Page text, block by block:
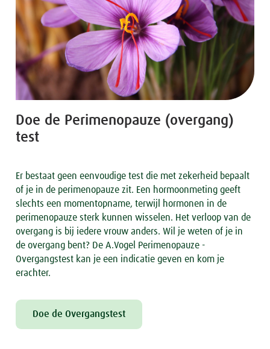
Doe de Perimenopauze (overgang)
test
Er bestaat geen eenvoudige test die met zekerheid bepaalt
of je in de perimenopauze zit. Een hormoonmeting geeft
slechts een momentopname, terwijl hormonen in de
perimenopauze sterk kunnen wisselen. Het verloop van de
overgang is bij iedere vrouw anders. Wil je weten of je in
de overgang bent? De A.Vogel Perimenopauze -
Overgangstest kan je een indicatie geven en kom je
erachter.
Doe de Overgangstest